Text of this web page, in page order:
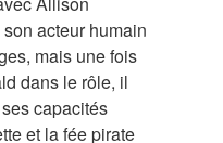
acteur humain
mais une fois
dans le rôle, il
capacités
et la fée pirate